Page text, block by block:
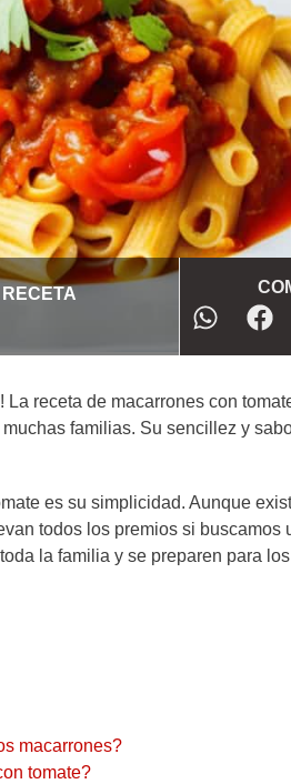
receta de macarrones con
familias. Su sencillez y
es su simplicidad. Aunque
todos los premios si buscamos
la familia y se preparen para
macarrones?
tomate?